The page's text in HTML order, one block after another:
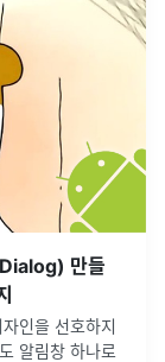
만들
인을 선호하지
알림창 하나로